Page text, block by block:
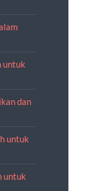
untuk
dan
untuk
untuk